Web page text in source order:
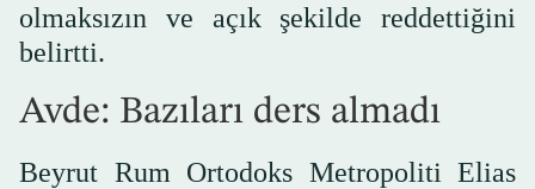
olmaksızın ve açık şekilde reddettiğini
belirtti.
Avde: Bazıları ders almadı
Beyrut Rum Ortodoks Metropoliti Elias